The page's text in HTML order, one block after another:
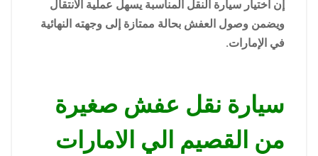
إن اختيار سيارة النقل المناسبة يسهل عملية الانتقال
ويضمن وصول العفش بحالة ممتازة إلى وجهته النهائية
في الإمارات.
سيارة نقل عفش صغيرة
من القصيم الي الامارات